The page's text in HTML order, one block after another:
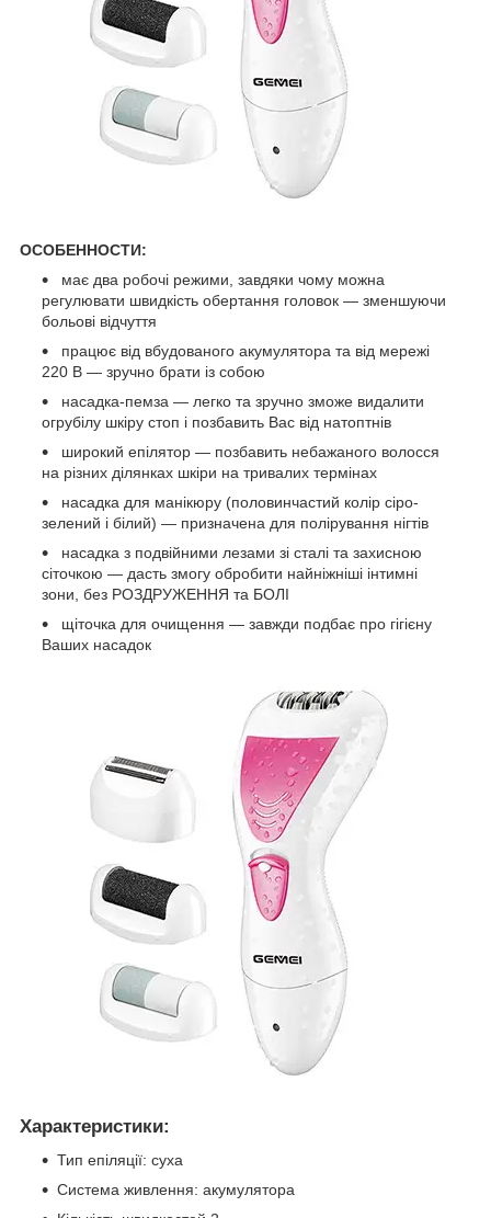
ОСОБЕННОСТИ:
має два робочі режими, завдяки чому можна
регулювати швидкість обертання головок — зменшуючи
больові відчуття
працює від вбудованого акумулятора та від мережі
220 В — зручно брати із собою
насадка-пемза — легко та зручно зможе видалити
огрубілу шкіру стоп і позбавить Вас від натоптнів
широкий епілятор — позбавить небажаного волосся
на різних ділянках шкіри на тривалих термінах
насадка для манікюру (половинчастий колір сіро-
зелений і білий) — призначена для полірування нігтів
насадка з подвійними лезами зі сталі та захисною
сіточкою — дасть змогу обробити найніжніші інтимні
зони, без РОЗДРУЖЕННЯ та БОЛІ
щіточка для очищення — завжди подбає про гігієну
Ваших насадок
Характеристики:
Тип епіляції: суха
Система живлення: акумулятора